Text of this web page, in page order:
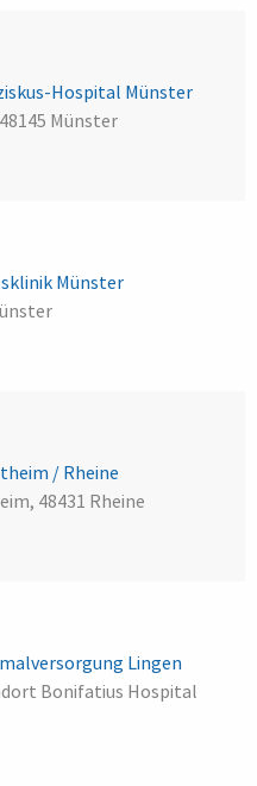
Hospital Münster
Münster
Münster
/ Rheine
48431 Rheine
Lingen
Bonifatius Hospital